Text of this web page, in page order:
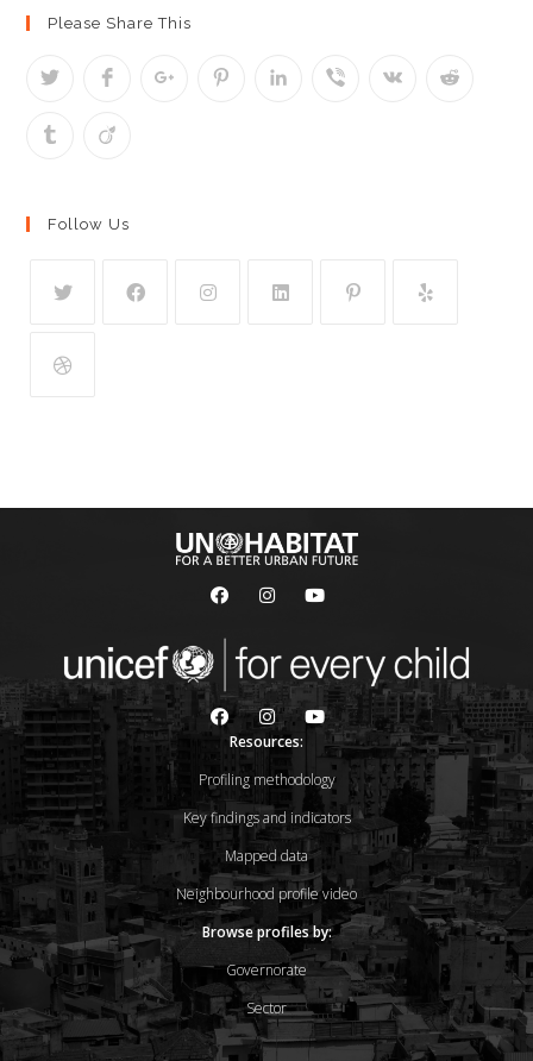
Please Share This
Follow Us
Resources:
Profiling methodology
Key findings and indicators
Mapped data
Neighbourhood profile video
Browse profiles by:
Governorate
Sector